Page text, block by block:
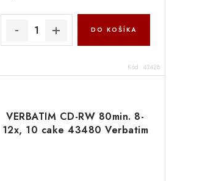
DO KOŠÍKA
Kód: 43428
VERBATIM CD-RW 80min. 8-
12x, 10 cake 43480 Verbatim